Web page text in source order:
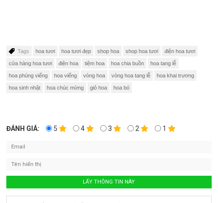
Tags hoa tươi hoa tươi đẹp shop hoa shop hoa tươi điện hoa tươi
cửa hàng hoa tươi điện hoa tiệm hoa hoa chia buồn hoa tang lễ
hoa phúng viếng hoa viếng vòng hoa vòng hoa tang lễ hoa khai trương
hoa sinh nhật hoa chúc mừng giỏ hoa hoa bó
ĐÁNH GIÁ: 5 4 3 2 1